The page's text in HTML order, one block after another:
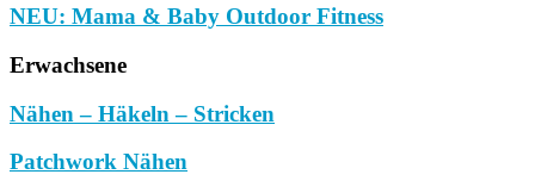
NEU: Mama & Baby Outdoor Fitness
Erwachsene
Nähen – Häkeln – Stricken
Patchwork Nähen